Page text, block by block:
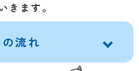
きます。
流れ